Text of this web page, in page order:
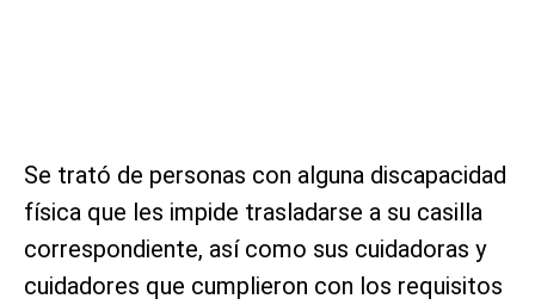
Se trató de personas con alguna discapacidad
física que les impide trasladarse a su casilla
correspondiente, así como sus cuidadoras y
cuidadores que cumplieron con los requisitos